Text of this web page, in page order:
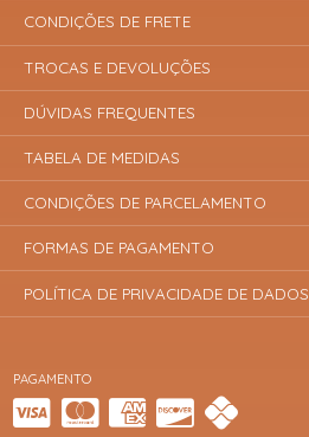
PAGAMENTO
CONDIÇÕES DE FRETE
TROCAS E DEVOLUÇÕES
DÚVIDAS FREQUENTES
TABELA DE MEDIDAS
CONDIÇÕES DE PARCELAMENTO
FORMAS DE PAGAMENTO
POLÍTICA DE PRIVACIDADE DE DADOS